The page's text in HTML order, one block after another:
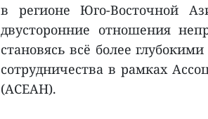
в регионе Юго-Восточной
двусторонние отношения
становясь всё более
сотрудничества в рамках
(АСЕАН).